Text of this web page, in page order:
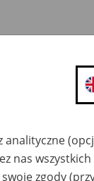
analityczne
nas
zgody